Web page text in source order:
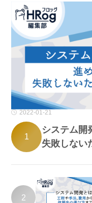
2022-01-21
1
システム開
失敗しない
2